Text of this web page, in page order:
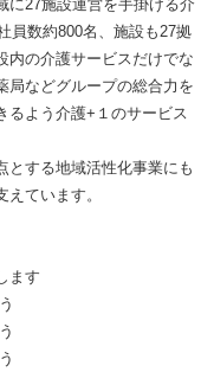
に27施設運営を手掛ける介
員数約800名、施設も27拠
内の介護サービスだけでな
局などグループの総合力を
るよう介護+１のサービス
とする地域活性化事業にも
ています。
す